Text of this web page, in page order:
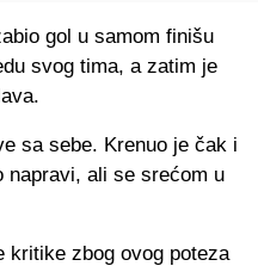
gol u samom finišu
svog tima, a zatim je
sa sebe. Krenuo je čak i
napravi, ali se srećom u
kritike zbog ovog poteza